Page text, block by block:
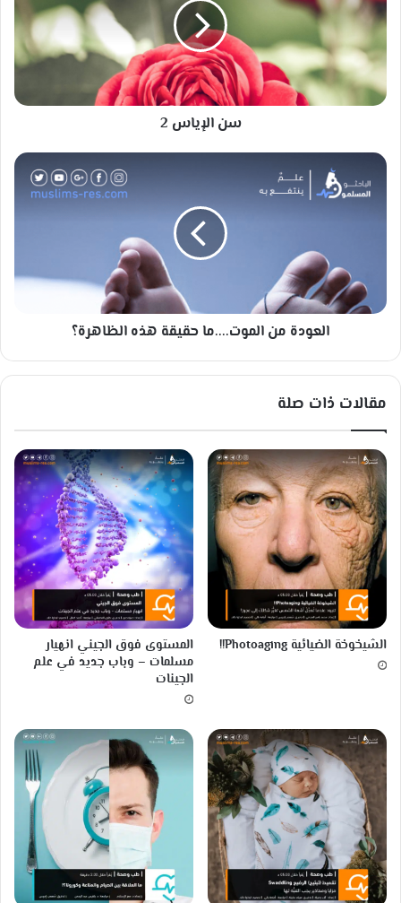
ل
إ
ي
ا
س
2
سن الإياس 2
ا
ا
.
.
.
م
ا
ح
ق
ي
ق
ه
ذ
ه
ا
ه
ر
ة
؟
العودة من الموت....ما حقيقة هذه الظاهرة؟
مقالات ذات صلة
الشيخوخة الضيائية Photoaging!!
المستوى فوق الجيني انهيار
مسلمات – وباب جديد في علم
الجينات